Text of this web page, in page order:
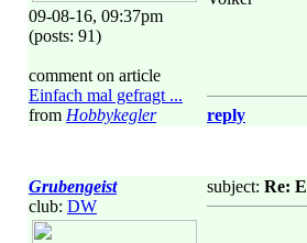
09-08-16, 09:37pm
(posts: 91)
comment on article
Einfach mal gefragt ...
from Hobbykegler reply
Grubengeist
club: DW
subject: Re: